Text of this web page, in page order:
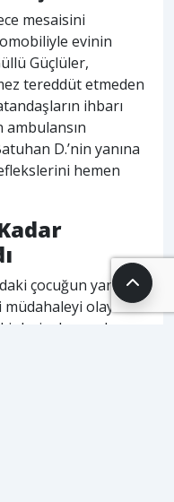
mesaisini
evinin
Güçlüler,
tereddüt etmeden
ihbarı
D.’nin yanına
hemen
çocuğun yanına
müdahaleyi olay
adrese ulaşana